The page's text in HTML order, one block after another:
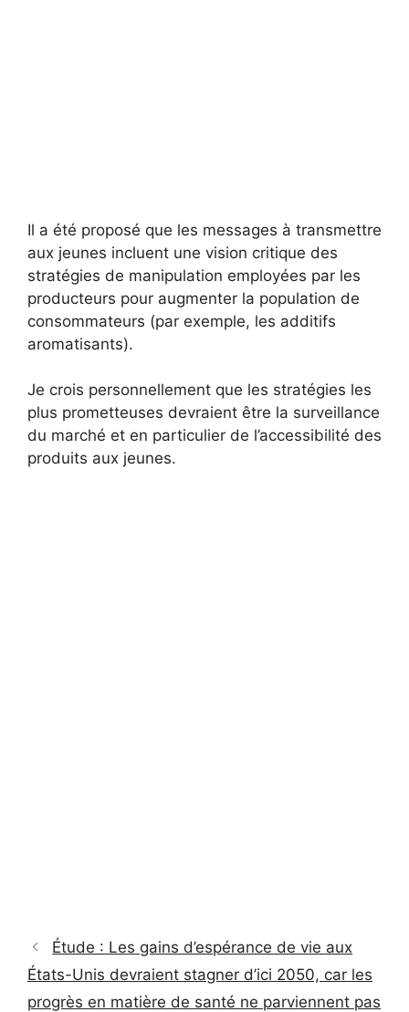
Il a été proposé que les messages à transmettre
aux jeunes incluent une vision critique des
stratégies de manipulation employées par les
producteurs pour augmenter la population de
consommateurs (par exemple, les additifs
aromatisants).
Je crois personnellement que les stratégies les
plus prometteuses devraient être la surveillance
du marché et en particulier de l’accessibilité des
produits aux jeunes.
Étude : Les gains d’espérance de vie aux
États-Unis devraient stagner d’ici 2050, car les
progrès en matière de santé ne parviennent pas